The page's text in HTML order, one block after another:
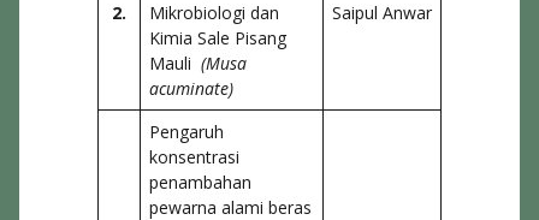
2.
Mikrobiologi dan
Kimia Sale Pisang
Mauli (Musa
acuminate)
Saipul Anwar
Pengaruh
konsentrasi
penambahan
pewarna alami beras